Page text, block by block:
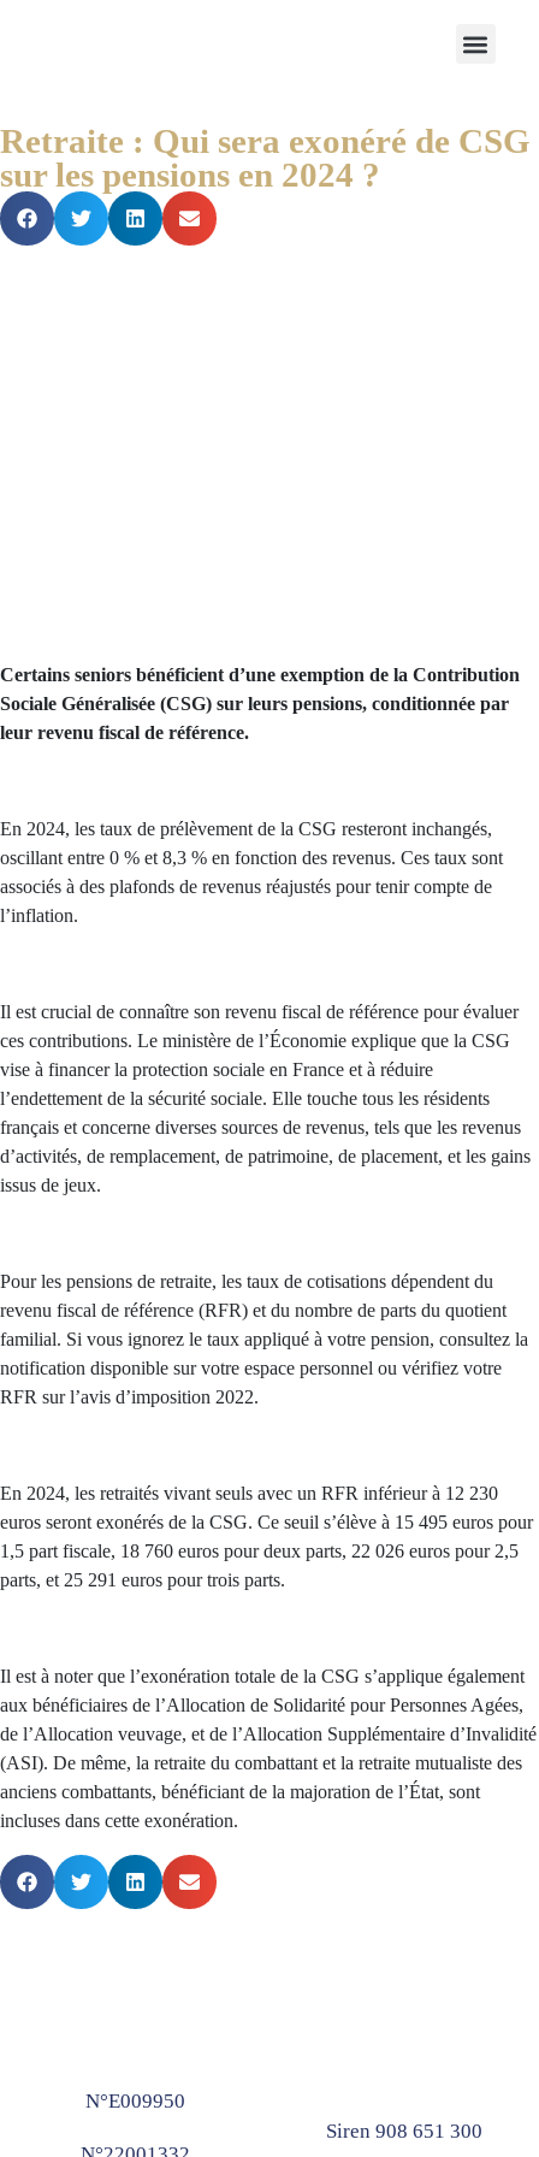
Retraite : Qui sera exonéré de CSG
sur les pensions en 2024 ?
Certains seniors bénéficient d’une exemption de la Contribution
Sociale Généralisée (CSG) sur leurs pensions, conditionnée par
leur revenu fiscal de référence.
En 2024, les taux de prélèvement de la CSG resteront inchangés,
oscillant entre 0 % et 8,3 % en fonction des revenus. Ces taux sont
associés à des plafonds de revenus réajustés pour tenir compte de
l’inflation.
Il est crucial de connaître son revenu fiscal de référence pour évaluer
ces contributions. Le ministère de l’Économie explique que la CSG
vise à financer la protection sociale en France et à réduire
l’endettement de la sécurité sociale. Elle touche tous les résidents
français et concerne diverses sources de revenus, tels que les revenus
d’activités, de remplacement, de patrimoine, de placement, et les gains
issus de jeux.
Pour les pensions de retraite, les taux de cotisations dépendent du
revenu fiscal de référence (RFR) et du nombre de parts du quotient
familial. Si vous ignorez le taux appliqué à votre pension, consultez la
notification disponible sur votre espace personnel ou vérifiez votre
RFR sur l’avis d’imposition 2022.
En 2024, les retraités vivant seuls avec un RFR inférieur à 12 230
euros seront exonérés de la CSG. Ce seuil s’élève à 15 495 euros pour
1,5 part fiscale, 18 760 euros pour deux parts, 22 026 euros pour 2,5
parts, et 25 291 euros pour trois parts.
Il est à noter que l’exonération totale de la CSG s’applique également
aux bénéficiaires de l’Allocation de Solidarité pour Personnes Agées,
de l’Allocation veuvage, et de l’Allocation Supplémentaire d’Invalidité
(ASI). De même, la retraite du combattant et la retraite mutualiste des
anciens combattants, bénéficiant de la majoration de l’État, sont
incluses dans cette exonération.
N°E009950
Siren 908 651 300